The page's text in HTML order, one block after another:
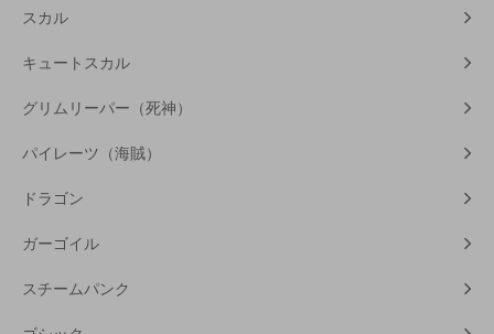
スカル
キュートスカル
グリムリーパー（死神）
パイレーツ（海賊）
ドラゴン
ガーゴイル
スチームパンク